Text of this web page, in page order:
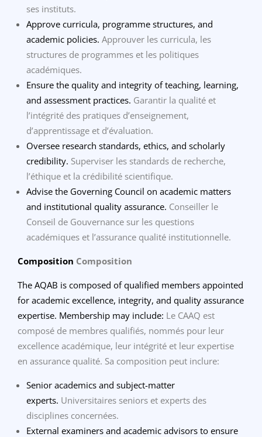
ses instituts.
Approve curricula, programme structures, and
academic policies. Approuver les curricula, les
structures de programmes et les politiques
académiques.
Ensure the quality and integrity of teaching, learning,
and assessment practices. Garantir la qualité et
l’intégrité des pratiques d’enseignement,
d’apprentissage et d’évaluation.
Oversee research standards, ethics, and scholarly
credibility. Superviser les standards de recherche,
l’éthique et la crédibilité scientifique.
Advise the Governing Council on academic matters
and institutional quality assurance. Conseiller le
Conseil de Gouvernance sur les questions
académiques et l’assurance qualité institutionnelle.
Composition Composition
The AQAB is composed of qualified members appointed
for academic excellence, integrity, and quality assurance
expertise. Membership may include: Le CAAQ est
composé de membres qualifiés, nommés pour leur
excellence académique, leur intégrité et leur expertise
en assurance qualité. Sa composition peut inclure:
Senior academics and subject-matter
experts. Universitaires seniors et experts des
disciplines concernées.
External examiners and academic advisors to ensure